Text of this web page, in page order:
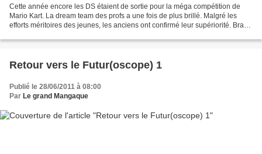
Cette année encore les DS étaient de sortie pour la méga compétition de
Mario Kart. La dream team des profs a une fois de plus brillé. Malgré les
efforts méritoires des jeunes, les anciens ont confirmé leur supériorité. Bravo
Retour vers le Futur(oscope) 1
Publié le 28/06/2011 à 08:00
Par Le grand Mangaque